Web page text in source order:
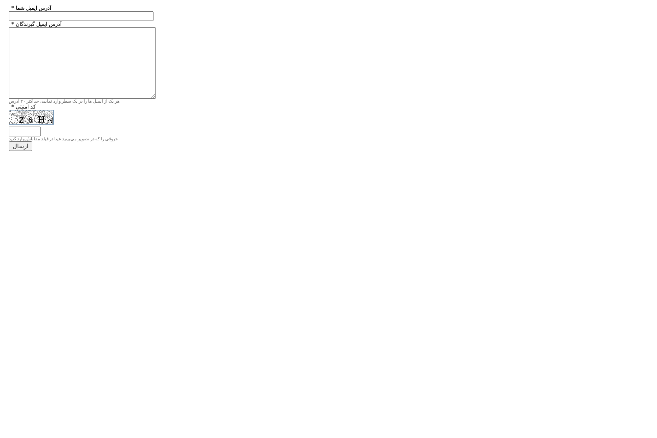
* آدرس ايميل شما
* آدرس ايميل گيرندگان
هر یک از ایمیل ها را در یک سطر وارد نمایید، حداکثر ۲۰ آدرس
* کد امنیتی
حروفي را كه در تصوير مي‌بينيد عينا در فيلد مقابلش وارد كنيد